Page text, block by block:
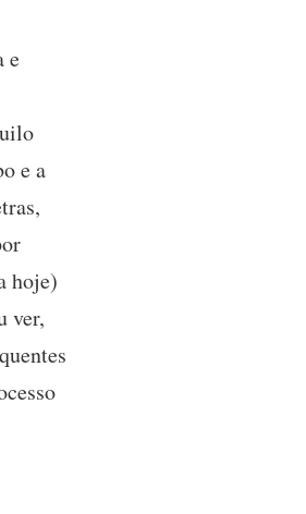
e
e a
hoje)
ver,